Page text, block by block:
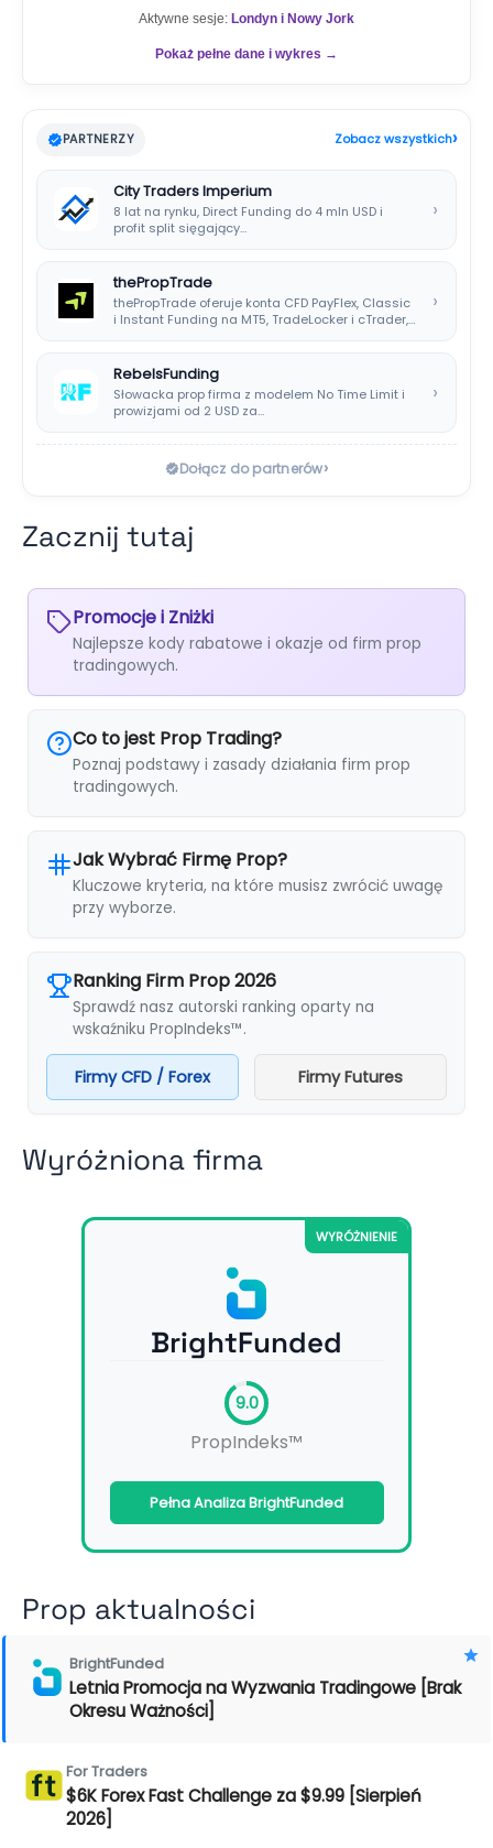
Aktywne sesje: Londyn i Nowy Jork
Pokaż pełne dane i wykres →
PARTNERZY Zobacz wszystkich›
City Traders Imperium
8 lat na rynku, Direct Funding do 4 mln USD i
profit split sięgający…
›
thePropTrade
thePropTrade oferuje konta CFD PayFlex, Classic
i Instant Funding na MT5, TradeLocker i cTrader,…
›
RebelsFunding
Słowacka prop firma z modelem No Time Limit i
prowizjami od 2 USD za…
›
Dołącz do partnerów›
Zacznij tutaj
Promocje i Zniżki
Najlepsze kody rabatowe i okazje od firm prop
tradingowych.
Co to jest Prop Trading?
Poznaj podstawy i zasady działania firm prop
tradingowych.
Jak Wybrać Firmę Prop?
Kluczowe kryteria, na które musisz zwrócić uwagę
przy wyborze.
Ranking Firm Prop 2026
Sprawdź nasz autorski ranking oparty na
wskaźniku PropIndeks™.
Firmy CFD / Forex Firmy Futures
Wyróżniona firma
WYRÓŻNIENIE
BrightFunded
9.0
PropIndeks™
Pełna Analiza BrightFunded
Prop aktualności
BrightFunded
Letnia Promocja na Wyzwania Tradingowe [Brak
Okresu Ważności]
For Traders
$6K Forex Fast Challenge za $9.99 [Sierpień
2026]